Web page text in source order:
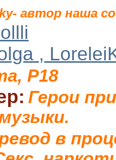
автор наша
,
P18
Герои
в